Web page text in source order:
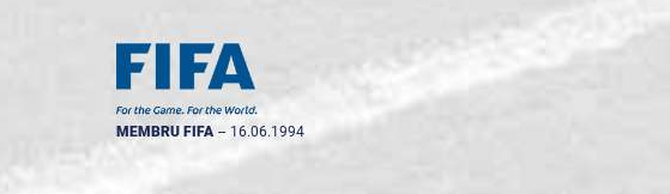
MEMBRU FIFA -- 16.06.1994